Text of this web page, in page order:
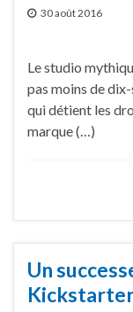
30 août 2016
Le studio
pas moins de
qui détient les
marque (…)
Un